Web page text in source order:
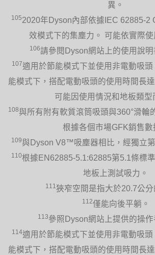
異。
1052020年Dyson內部依據IEC 62885-2
效模式下的集塵力。 可能依實際使
106請參閱Dyson網站上的使用說明
107適用於節能模式下並使用非電動吸
能模式下，搭配電動吸頭的使用時間長
可能因使用情況和地板類型
108與所有附有軟質滾筒吸頭與360°滑輪
根據各個市場GFK銷售數
109與Dyson V8™吸塵器相比，經獨立
110根據EN62885-5.1:62885第5.1條標
地板上測試吸力。
111 狹窄空間是指大於20.7公分
112僅能向後平躺。
113參照Dyson網站上提供的操作
114適用於節能模式下並使用非電動吸
能模式下，搭配電動吸頭的使用時間長